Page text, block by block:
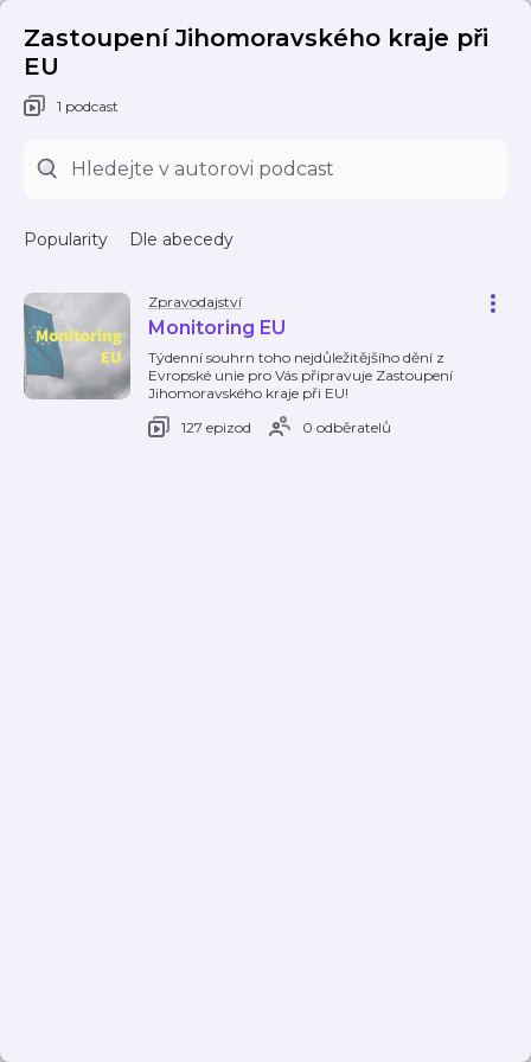
Zastoupení Jihomoravského kraje při
EU
1 podcast
Popularity Dle abecedy
Zpravodajství
Monitoring EU
Týdenní souhrn toho nejdůležitějšího dění z
Evropské unie pro Vás připravuje Zastoupení
Jihomoravského kraje při EU!
127 epizod
0 odběratelů